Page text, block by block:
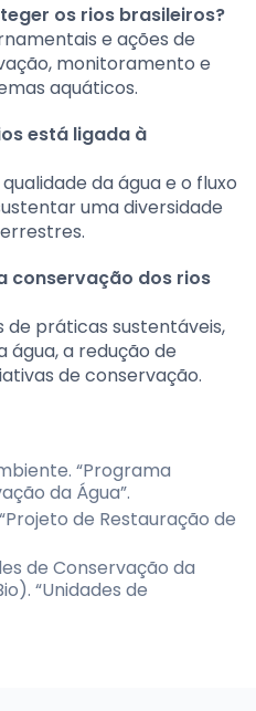
os rios brasileiros?
e ações de
monitoramento e
aquáticos.
está ligada à
da água e o fluxo
uma diversidade
conservação dos rios
práticas sustentáveis,
água, a redução de
de conservação.
“Programa
da Água”.
de Restauração de
de Conservação da
“Unidades de